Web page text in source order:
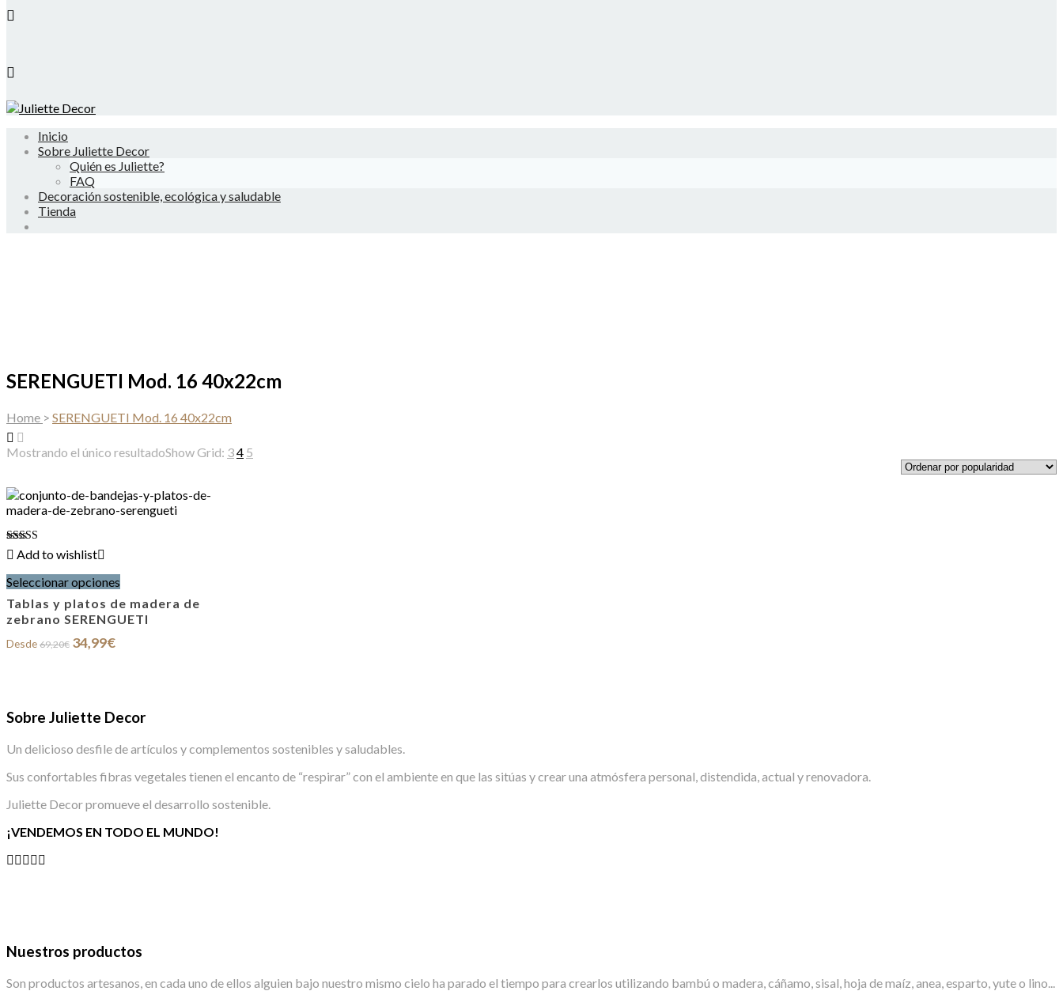
Inicio
Sobre Juliette Decor
Quién es Juliette?
FAQ
Decoración sostenible, ecológica y saludable
Tienda
SERENGUETI Mod. 16 40x22cm
Home > SERENGUETI Mod. 16 40x22cm
Mostrando el único resultadoShow Grid: 34 5
Valorado
con
4.00
de 5
Add to wishlist
Seleccionar opciones
múltiples
variantes.
en
página
producto
Tablas y platos de madera de
zebrano SERENGUETI
Desde 69,20€ El
precio
34,99€El
Sobre Juliette Decor
Un delicioso desfile de artículos y complementos sostenibles y saludables.
Sus confortables fibras vegetales tienen el encanto de “respirar” con el ambiente en que las sitúas y crear una atmósfera personal, distendida, actual y renovadora.
Juliette Decor promueve el desarrollo sostenible.
¡VENDEMOS EN TODO EL MUNDO!
Nuestros productos
Son productos artesanos, en cada uno de ellos alguien bajo nuestro mismo cielo ha parado el tiempo para crearlos utilizando bambú o madera, cáñamo, sisal, hoja de maíz, anea, esparto, yute o lino...